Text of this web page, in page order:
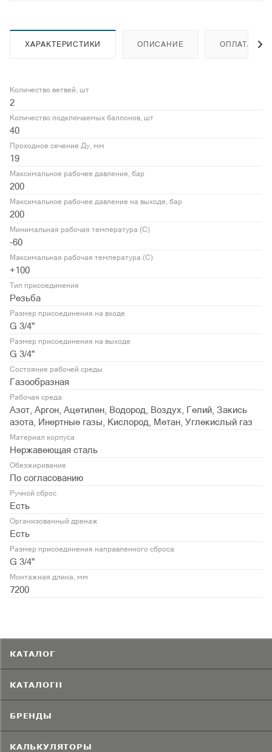
ХАРАКТЕРИСТИКИ ОПИСАНИЕ ОПЛАТА
Количество ветвей, шт
2
Количество подключаемых баллонов, шт
40
Проходное сечение Ду, мм
19
Максимальное рабочее давление, бар
200
Максимальное рабочее давление на выходе, бар
200
Минимальная рабочая температура (С)
-60
Максимальная рабочая температура (С)
+100
Тип присоединения
Резьба
Размер присоединения на входе
G 3/4"
Размер присоединения на выходе
G 3/4"
Состояние рабочей среды
Газообразная
Рабочая среда
Азот, Аргон, Ацетилен, Водород, Воздух, Гелий, Закись
азота, Инертные газы, Кислород, Метан, Углекислый газ
Материал корпуса
Нержавеющая сталь
Обезжиривание
По согласованию
Ручной сброс
Есть
Организованный дренаж
Есть
Размер присоединения направленного сброса
G 3/4"
Монтажная длина, мм
7200
КАТАЛОГ
КАТАЛОГИ
БРЕНДЫ
КАЛЬКУЛЯТОРЫ